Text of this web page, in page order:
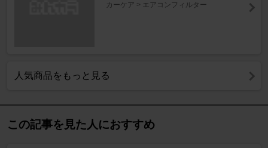
カーケア > エアコンフィルター
人気商品をもっと見る
この記事を見た人におすすめ